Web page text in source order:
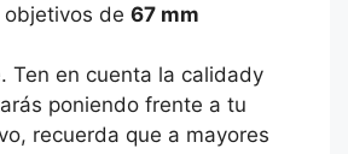
objetivos de 67 mm
Ten en cuenta la calidady
poniendo frente a tu
recuerda que a mayores